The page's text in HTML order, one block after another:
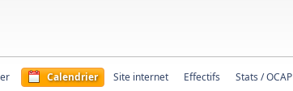
Calendrier Site internet Effectifs Stats / OCAP